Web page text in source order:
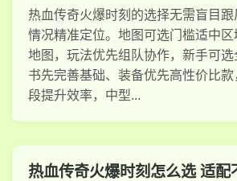
热血传奇火爆时刻的选择无需盲目
情况精准定位。地图可选门槛适中
地图，玩法优先组队协作，新手可
书先完善基础、装备优先高性价比
段提升效率，中型...
热血传奇火爆时刻怎么选 适配